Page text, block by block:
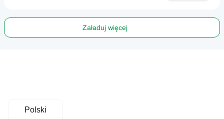
Załaduj więcej
Polski